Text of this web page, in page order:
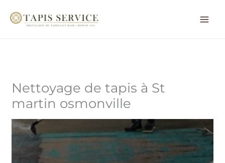
Nettoyage de tapis à St
martin osmonville